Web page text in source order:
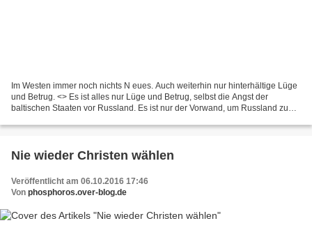
Im Westen immer noch nichts N eues. Auch weiterhin nur hinterhältige Lüge
und Betrug. <> Es ist alles nur Lüge und Betrug, selbst die Angst der
baltischen Staaten vor Russland. Es ist nur der Vorwand, um Russland zu
Nie wieder Christen wählen
Veröffentlicht am 06.10.2016 17:46
Von phosphoros.over-blog.de